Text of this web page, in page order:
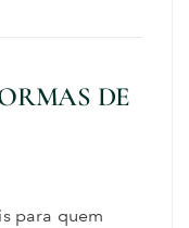
DE
para quem